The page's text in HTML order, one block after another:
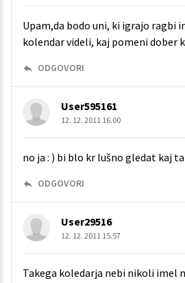
Upam,da bodo uni, ki igrajo ragbi
kolendar videli, kaj pomeni dober
ODGOVORI
User595161
12. 12. 2011 16.00
no ja : ) bi blo kr lušno gledat kaj
ODGOVORI
User29516
12. 12. 2011 15.57
Takega koledarja nebi nikoli imel